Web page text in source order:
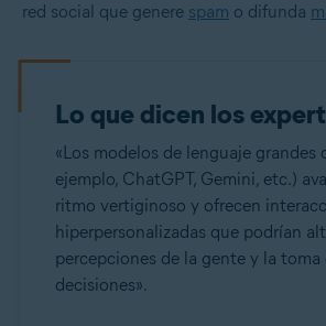
red social que genere spam o difunda
Lo que dicen los
«Los modelos de lenguaje grandes
ejemplo, ChatGPT, Gemini, etc.)
ritmo vertiginoso y ofrecen
hiperpersonalizadas que podrían
percepciones de la gente y la toma
decisiones».